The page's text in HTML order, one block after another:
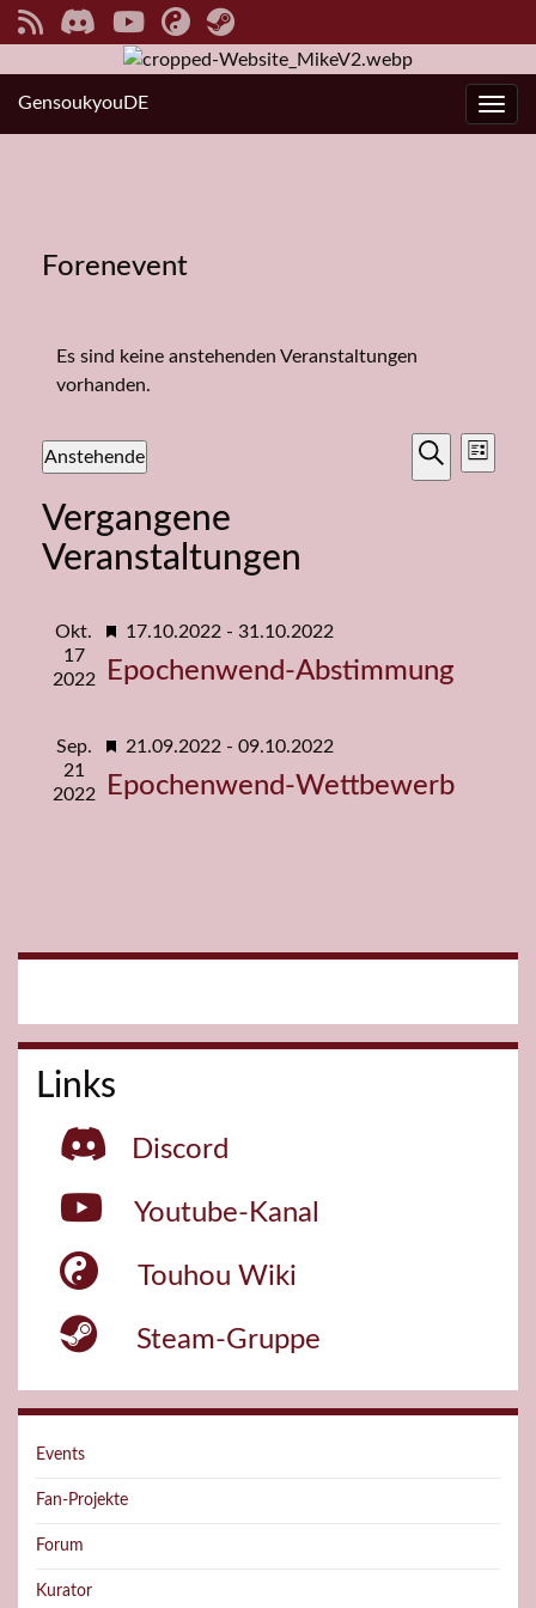
GensoukyouDE
Forenevent
Es sind keine anstehenden Veranstaltungen
vorhanden.
Suche
Suche
Liste
Anstehende
wählen.
Vergangene
Veranstaltungen
Okt.
17
2022
Hervorgehoben
17.10.2022 - 31.10.2022
Epochenwend-Abstimmung
Sep.
21
2022
Hervorgehoben
21.09.2022 - 09.10.2022
Epochenwend-Wettbewerb
Links
Discord
Youtube-Kanal
Touhou Wiki
Steam-Gruppe
Events
Fan-Projekte
Forum
Kurator